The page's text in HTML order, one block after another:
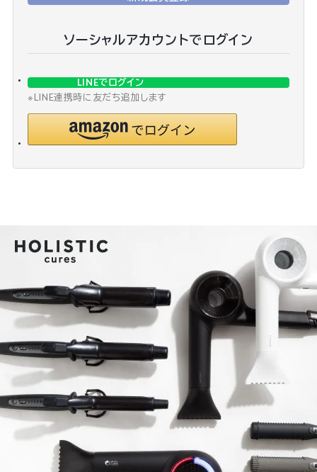
ソーシャルアカウントでログイン
LINEでログイン
※LINE連携時に友だち追加します